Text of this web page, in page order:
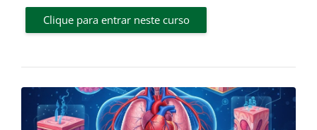
Clique para entrar neste curso